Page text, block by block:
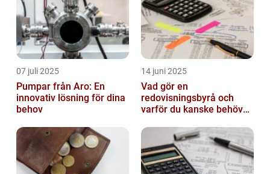
07 juli 2025
Pumpar från Aro: En
innovativ lösning för dina
behov
14 juni 2025
Vad gör en
redovisningsbyrå och
varför du kanske behöver